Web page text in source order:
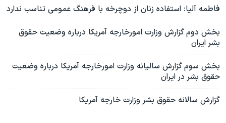
فاطمه آلیا: استفاده زنان از دوچرخه با فرهنگ عمومی تناسب ندارد
بخش دوم گزارش وزارت امورخارجه آمریکا درباره وضعیت حقوق
بشر ایران
بخش سوم گزارش سالیانه وزارت امورخارجه آمریکا درباره وضعیت
حقوق بشر در ایران
گزارش سالانه حقوق بشر وزارت خارجه آمريکا